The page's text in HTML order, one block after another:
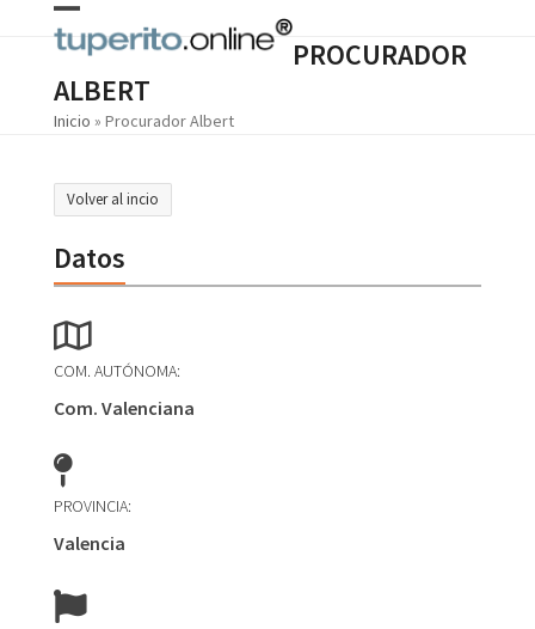
Open
mobile
menu
Close
mobile
menu
PROCURADOR
ALBERT
Inicio » Procurador Albert
Volver al incio
Datos
COM. AUTÓNOMA:
Com. Valenciana
PROVINCIA:
Valencia